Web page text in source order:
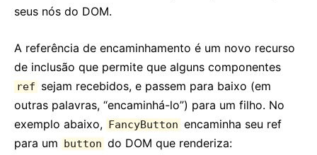
seus nós do DOM.
A referência de encaminhamento é um novo recurso
de inclusão que permite que alguns componentes
ref sejam recebidos, e passem para baixo (em
outras palavras, “encaminhá-lo”) para um filho. No
exemplo abaixo, FancyButton encaminha seu ref
para um button do DOM que renderiza: